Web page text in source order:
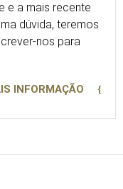
e a mais recente
dúvida, teremos
nos para
INFORMAÇÃO